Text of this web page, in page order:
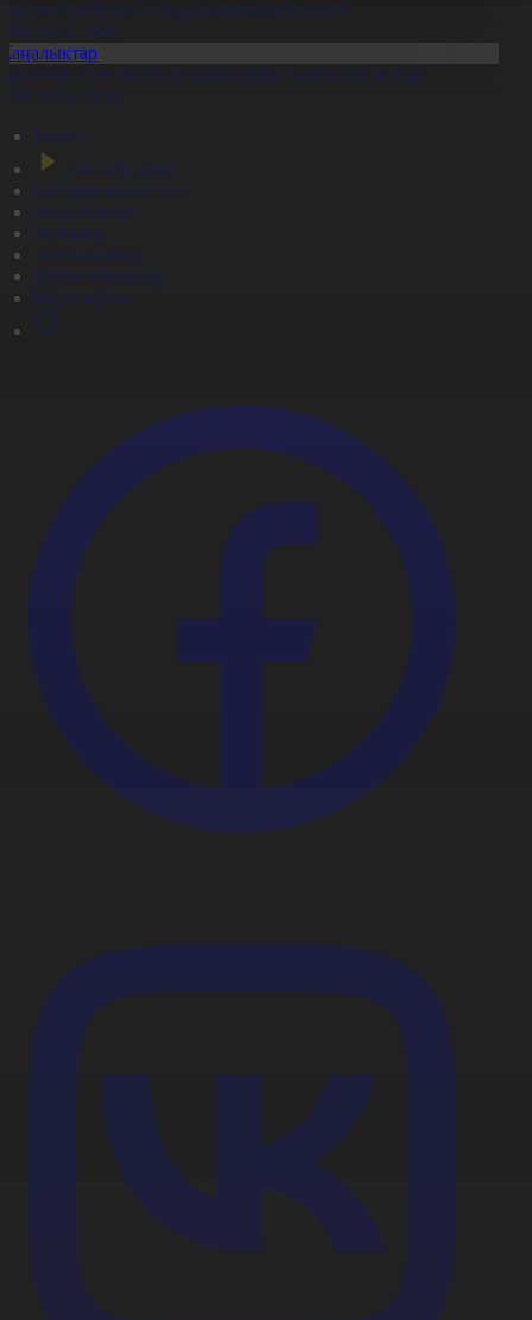
Конституция – жарқын болашақ кепілі
20:11
Үгіт-насихат жұмыстары жалғасып жатыр
20:01
Басты
Тікелей эфир
Бағдарлама кестесі
Жаңалықтар
Жобалар
Телехикаялар
Мультсериалдар
Видеоархив